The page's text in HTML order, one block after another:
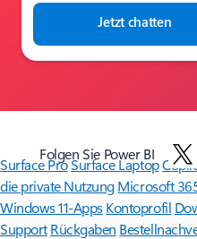
Jetzt chatten
Folgen Sie Power BI
Surface ProSurface Laptop
die private NutzungMicrosoft
Windows 11-AppsKontoprofil
Support Rückgaben